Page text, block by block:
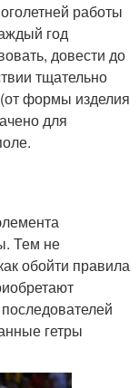
работы
год
довести до
тщательно
формы изделия
для
Тем не
обойти правила
гетры